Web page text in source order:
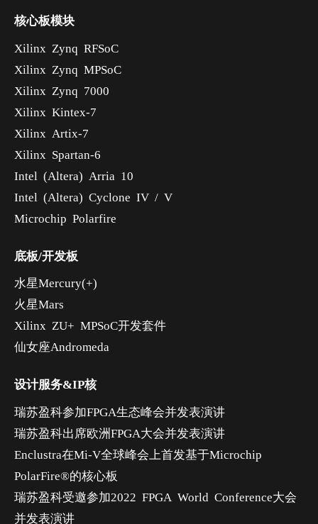
核心板模块
Xilinx Zynq RFSoC
Xilinx Zynq MPSoC
Xilinx Zynq 7000
Xilinx Kintex-7
Xilinx Artix-7
Xilinx Spartan-6
Intel (Altera) Arria 10
Intel (Altera) Cyclone IV / V
Microchip Polarfire
底板/开发板
水星Mercury(+)
火星Mars
Xilinx ZU+ MPSoC开发套件
仙女座Andromeda
设计服务&IP核
瑞苏盈科参加FPGA生态峰会并发表演讲
瑞苏盈科出席欧洲FPGA大会并发表演讲
Enclustra在Mi-V全球峰会上首发基于Microchip
PolarFire®的核心板
瑞苏盈科受邀参加2022 FPGA World Conference大会
并发表演讲